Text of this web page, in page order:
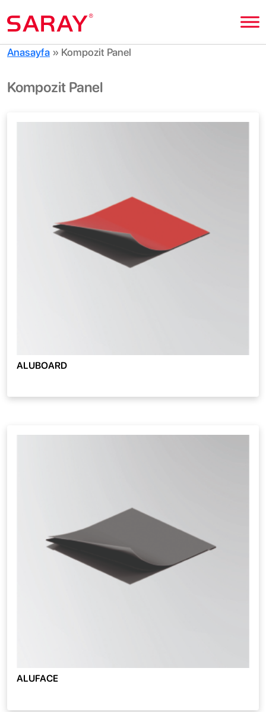
Anasayfa » Kompozit Panel
Kompozit Panel
ALUBOARD
ALUFACE